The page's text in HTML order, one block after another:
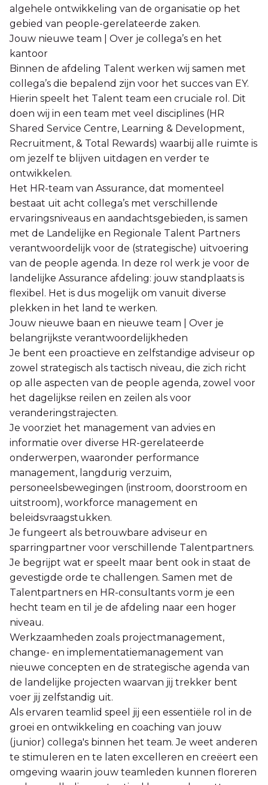
algehele ontwikkeling van de organisatie op het
gebied van people-gerelateerde zaken.
Jouw nieuwe team | Over je collega’s en het
kantoor
Binnen de afdeling Talent werken wij samen met
collega’s die bepalend zijn voor het succes van EY.
Hierin speelt het Talent team een cruciale rol. Dit
doen wij in een team met veel disciplines (HR
Shared Service Centre, Learning & Development,
Recruitment, & Total Rewards) waarbij alle ruimte is
om jezelf te blijven uitdagen en verder te
ontwikkelen.
Het HR-team van Assurance, dat momenteel
bestaat uit acht collega’s met verschillende
ervaringsniveaus en aandachtsgebieden, is samen
met de Landelijke en Regionale Talent Partners
verantwoordelijk voor de (strategische) uitvoering
van de people agenda. In deze rol werk je voor de
landelijke Assurance afdeling: jouw standplaats is
flexibel. Het is dus mogelijk om vanuit diverse
plekken in het land te werken.
Jouw nieuwe baan en nieuwe team | Over je
belangrijkste verantwoordelijkheden
Je bent een proactieve en zelfstandige adviseur op
zowel strategisch als tactisch niveau, die zich richt
op alle aspecten van de people agenda, zowel voor
het dagelijkse reilen en zeilen als voor
veranderingstrajecten.
Je voorziet het management van advies en
informatie over diverse HR-gerelateerde
onderwerpen, waaronder performance
management, langdurig verzuim,
personeelsbewegingen (instroom, doorstroom en
uitstroom), workforce management en
beleidsvraagstukken.
Je fungeert als betrouwbare adviseur en
sparringpartner voor verschillende Talentpartners.
Je begrijpt wat er speelt maar bent ook in staat de
gevestigde orde te challengen. Samen met de
Talentpartners en HR-consultants vorm je een
hecht team en til je de afdeling naar een hoger
niveau.
Werkzaamheden zoals projectmanagement,
change- en implementatiemanagement van
nieuwe concepten en de strategische agenda van
de landelijke projecten waarvan jij trekker bent
voer jij zelfstandig uit.
Als ervaren teamlid speel jij een essentiële rol in de
groei en ontwikkeling en coaching van jouw
(junior) collega's binnen het team. Je weet anderen
te stimuleren en te laten excelleren en creëert een
omgeving waarin jouw teamleden kunnen floreren